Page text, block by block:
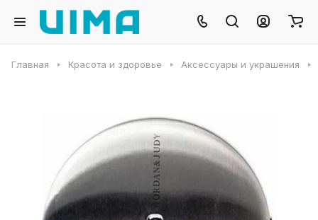
Главная Красота и здоровье Аксессуары и украшения